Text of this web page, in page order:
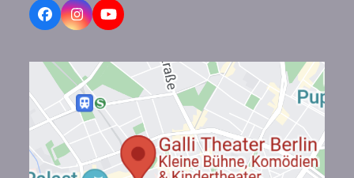
FacebookInstagramYouTube